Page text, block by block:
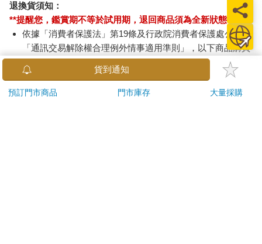
退換貨須知：
**提醒您，鑑賞期不等於試用期，退回商品須為全新狀態**
依據「消費者保護法」第19條及行政院消費者保護處公告之
「通訊交易解除權合理例外情事適用準則」，以下商品購買
後，除商品本身有瑕疵外，將不提供7天的猶豫期：
易於腐敗、保存期限較短或解約時即將逾期。（如：生
鮮食品）
貨到通知
預訂門市商品 門市庫存 大量採購